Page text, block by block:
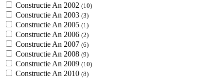
Constructie An 2002 (10)
Constructie An 2003 (3)
Constructie An 2005 (1)
Constructie An 2006 (2)
Constructie An 2007 (6)
Constructie An 2008 (9)
Constructie An 2009 (10)
Constructie An 2010 (8)